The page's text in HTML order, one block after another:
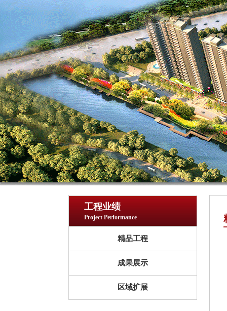
工程业绩
Project Performance
精品工程
成果展示
区域扩展